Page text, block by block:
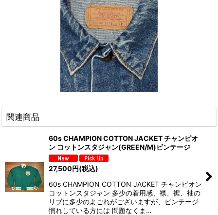
関連商品
60s CHAMPION COTTON JACKET チャンピオ
ン コットンスタジャン(GREEN/M)ビンテージ
27,500円(税込)
60s CHAMPION COTTON JACKET チャンピオン
コットンスタジャン 多少の着用感、襟、裾、袖の
リブに多少のよごれがございますが、ビンテージ
慣れしている方には 問題なくま…